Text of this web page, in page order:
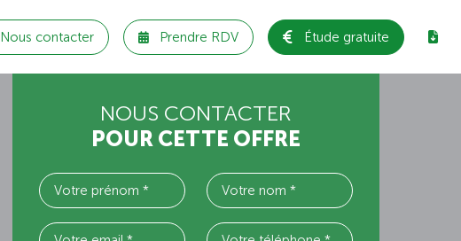
Nous contacter Prendre RDV Étude gratuite
NOUS CONTACTER
POUR CETTE OFFRE